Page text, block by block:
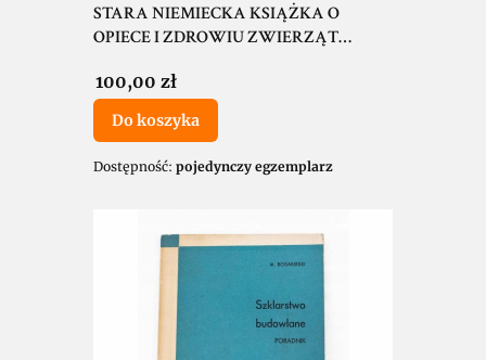
STARA NIEMIECKA KSIĄŻKA O
OPIECE I ZDROWIU ZWIERZĄT
Cena
100,00 zł
Do koszyka
Dostępność: pojedynczy egzemplarz